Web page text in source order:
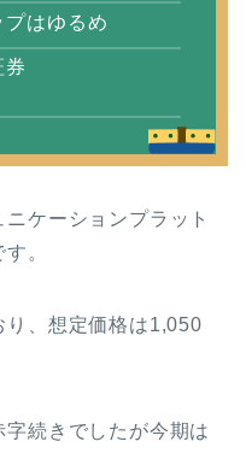
はゆるめ
券
ケーションプラット
。
り、想定価格は1,050
続きでしたが今期は